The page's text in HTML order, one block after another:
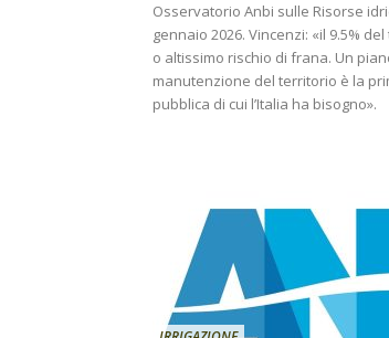
Osservatorio Anbi sulle Risorse
gennaio 2026. Vincenzi: «il 9.5%
o altissimo rischio di frana. Un
manutenzione del territorio è la
pubblica di cui l’Italia ha bisogno».